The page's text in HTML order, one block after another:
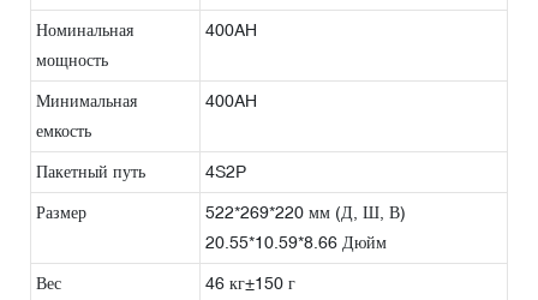
Номинальная
мощность
400AH
Минимальная
емкость
400AH
Пакетный путь 4S2P
Размер
522*269*220 мм (Д, Ш, В)
20.55*10.59*8.66 Дюйм
Вес
46 кг±150 г